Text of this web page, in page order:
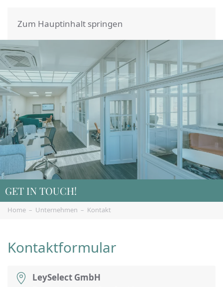
Zum Hauptinhalt springen
GET IN TOUCH!
Home Unternehmen Kontakt
Kontaktformular
LeySelect GmbH